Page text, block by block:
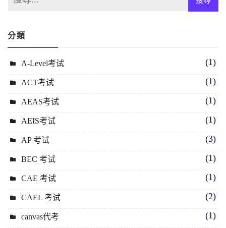
分類
A-Level考试 (1)
ACT考试 (1)
AEAS考试 (1)
AEIS考试 (1)
AP 考试 (3)
BEC 考试 (1)
CAE 考试 (1)
CAEL 考试 (2)
canvas代考 (1)